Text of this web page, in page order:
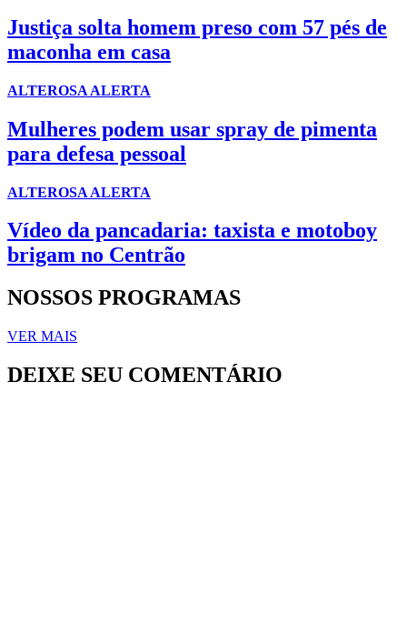
Justiça solta homem preso com 57 pés de
maconha em casa
ALTEROSA ALERTA
Mulheres podem usar spray de pimenta
para defesa pessoal
ALTEROSA ALERTA
Vídeo da pancadaria: taxista e motoboy
brigam no Centrão
NOSSOS PROGRAMAS
VER MAIS
DEIXE SEU COMENTÁRIO